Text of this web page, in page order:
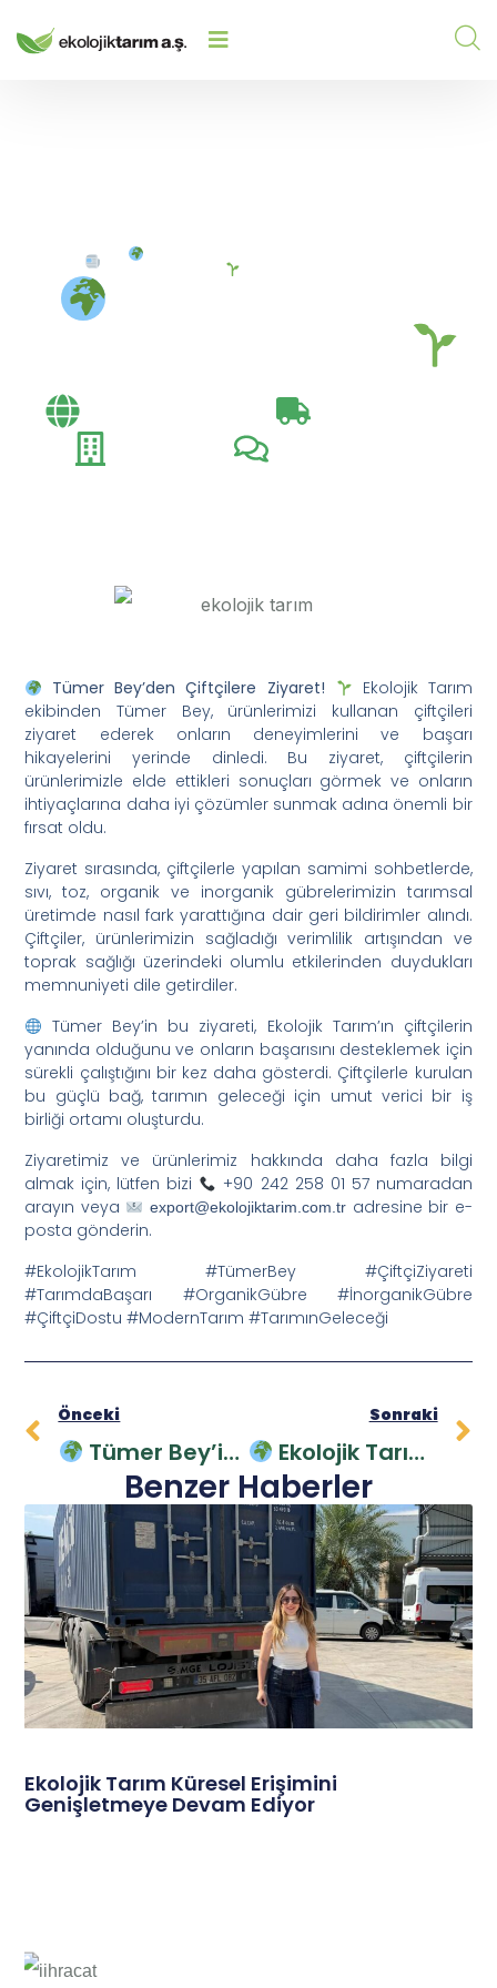
Tümer Bey’den Çiftçilere Ziyaret!
Ekolojik Tarım
ekibinden Tümer Bey, ürünlerimizi kullanan çiftçileri
ziyaret ederek onların deneyimlerini ve başarı
hikayelerini yerinde dinledi. Bu ziyaret, çiftçilerin
ürünlerimizle elde ettikleri sonuçları görmek ve onların
ihtiyaçlarına daha iyi çözümler sunmak adına önemli bir
fırsat oldu.
Ziyaret sırasında, çiftçilerle yapılan samimi sohbetlerde,
sıvı, toz, organik ve inorganik gübrelerimizin tarımsal
üretimde nasıl fark yarattığına dair geri bildirimler alındı.
Çiftçiler, ürünlerimizin sağladığı verimlilik artışından ve
toprak sağlığı üzerindeki olumlu etkilerinden duydukları
memnuniyeti dile getirdiler.
Tümer Bey’in bu ziyareti, Ekolojik Tarım’ın çiftçilerin
yanında olduğunu ve onların başarısını desteklemek için
sürekli çalıştığını bir kez daha gösterdi. Çiftçilerle kurulan
bu güçlü bağ, tarımın geleceği için umut verici bir iş
birliği ortamı oluşturdu.
Ziyaretimiz ve ürünlerimiz hakkında daha fazla bilgi
almak için, lütfen bizi
+90 242 258 01 57 numaradan
arayın veya
export@ekolojiktarim.com.tradresine bir e-
posta gönderin.
#EkolojikTarım #TümerBey #ÇiftçiZiyareti
#TarımdaBaşarı #OrganikGübre #İnorganikGübre
#ÇiftçiDostu #ModernTarım #TarımınGeleceği
Önceki
Tümer Bey’in Liderliğinde Başarılı Bir Gezi!
Sonraki
Ekolojik Tarım: Topraklarda Fark Yaratan Güç!
Benzer Haberler
Ekolojik Tarım Küresel Erişimini
Genişletmeye Devam Ediyor